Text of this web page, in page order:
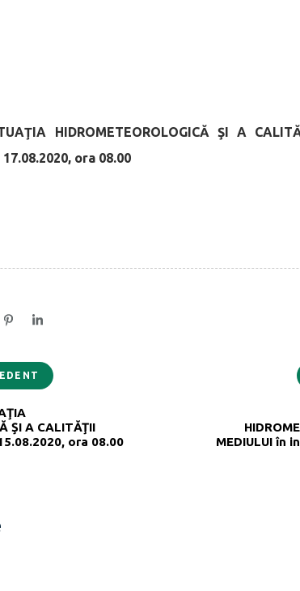
HIDROMETEOROLOGICĂ ŞI A
17.08.2020, ora 08.00
ŞI A CALITĂŢII
ora 08.00
MEDIULUI în